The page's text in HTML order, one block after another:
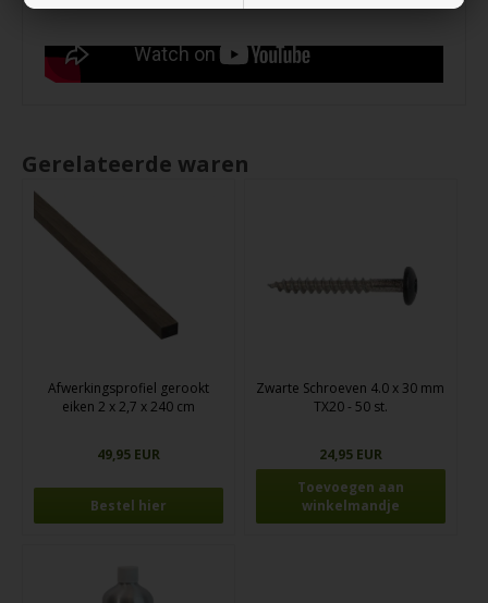
Gerelateerde waren
Afwerkingsprofiel gerookt
eiken 2 x 2,7 x 240 cm
49,95 EUR
Bestel hier
Zwarte Schroeven 4.0 x 30 mm
TX20 - 50 st.
24,95 EUR